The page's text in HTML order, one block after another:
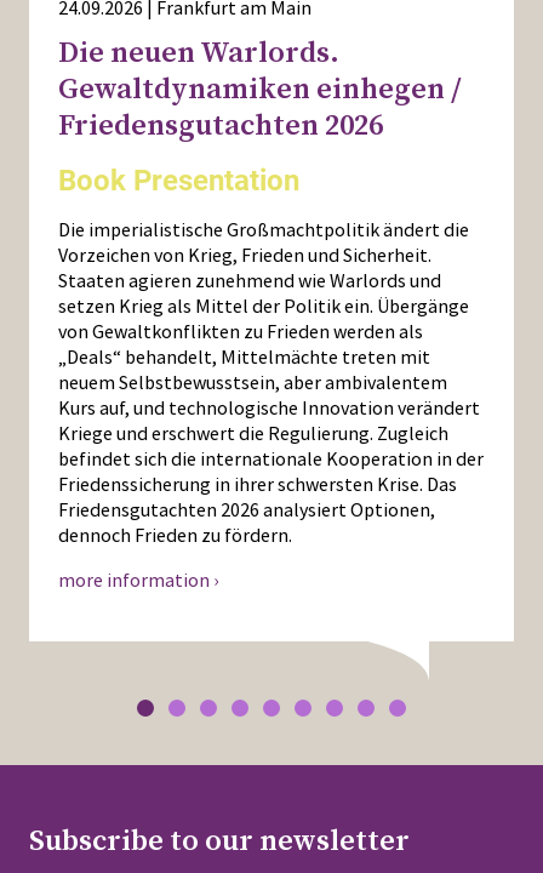
24.09.2026 | Frankfurt am Main
Die neuen Warlords.
Gewaltdynamiken einhegen /
Friedensgutachten 2026
Book Presentation
Die imperialistische Großmachtpolitik ändert die
Vorzeichen von Krieg, Frieden und Sicherheit.
Staaten agieren zunehmend wie Warlords und
setzen Krieg als Mittel der Politik ein. Übergänge
von Gewaltkonflikten zu Frieden werden als
„Deals“ behandelt, Mittelmächte treten mit
neuem Selbstbewusstsein, aber ambivalentem
Kurs auf, und technologische Innovation verändert
Kriege und erschwert die Regulierung. Zugleich
befindet sich die internationale Kooperation in der
Friedenssicherung in ihrer schwersten Krise. Das
Friedensgutachten 2026 analysiert Optionen,
dennoch Frieden zu fördern.
more information ›
Subscribe to our newsletter